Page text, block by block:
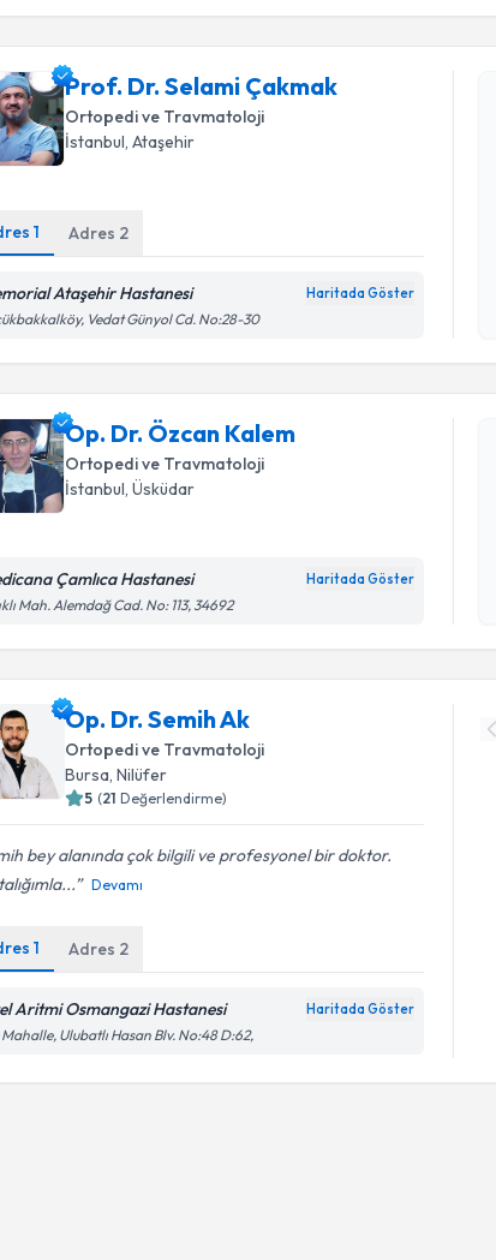
Prof. Dr. Selami Çakmak
Ortopedi ve Travmatoloji
İstanbul , Ataşehir
1 Adres 2
Ataşehir Hastanesi Haritada Göster
Vedat Günyol Cd. No:28-30
Op. Dr. Özcan Kalem
Ortopedi ve Travmatoloji
İstanbul , Üsküdar
Çamlıca Hastanesi Haritada Göster
Mah. Alemdağ Cad. No: 113, 34692
Op. Dr. Semih Ak
Ortopedi ve Travmatoloji
Bursa , Nilüfer
5 (21 Değerlendirme)
bey alanında çok bilgili ve profesyonel bir doktor.
Devamı
1 Adres 2
Aritmi Osmangazi Hastanesi Haritada Göster
Mahalle, Ulubatlı Hasan Blv. No:48 D:62,